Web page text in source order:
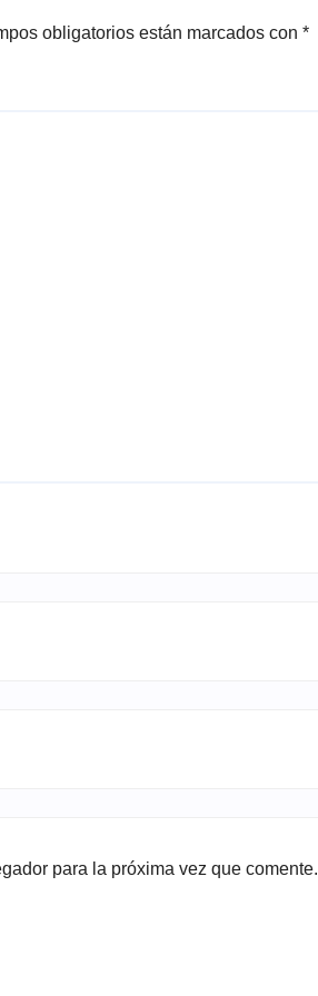
obligatorios están marcados con *
para la próxima vez que comente.